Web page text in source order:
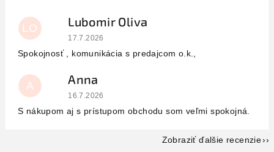
LO Lubomir Oliva
Hodnotenie obchodu je 5 z 5 hviezdičiek.
17.7.2026
Spokojnosť , komunikácia s predajcom o.k.,
A Anna
Hodnotenie obchodu je 5 z 5 hviezdičiek.
16.7.2026
S nákupom aj s prístupom obchodu som veľmi spokojná.
Zobraziť ďalšie recenzie